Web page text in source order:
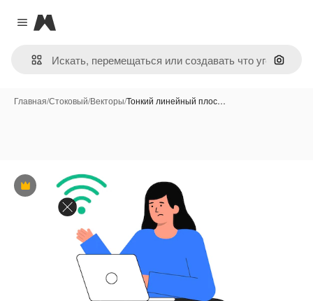
Close menu
Magnific
Поиск
Главная/Стоковый/Векторы/Тонкий линейный плос…
Премиум